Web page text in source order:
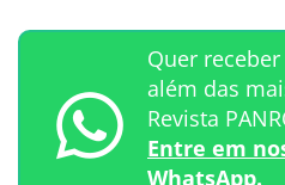
Quer
além das
Revista
Entre em
WhatsApp.